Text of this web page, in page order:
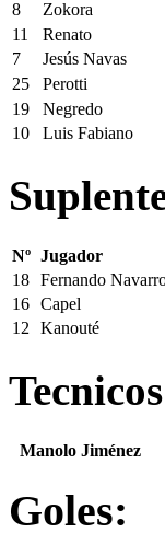
8 Zokora
11
Renato
7
Jesús Navas
25
Perotti
19
Negredo
10
Luis Fabiano
Nº Jugador
18 Fernando
16 Capel
12 Kanouté
Manolo Jiménez
Goles: